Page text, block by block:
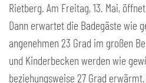
Rietberg. Am Freitag, 13. Mai,
Dann erwartet die Badegäste wie
angenehmen 23 Grad im großen
und Kinderbecken werden wie
beziehungsweise 27 Grad